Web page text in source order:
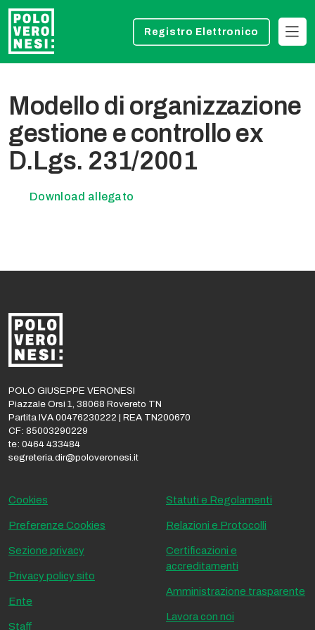
Registro Elettronico
Modello di organizzazione
gestione e controllo ex
D.Lgs. 231/2001
Download allegato
POLO GIUSEPPE VERONESI
Piazzale Orsi 1, 38068 Rovereto TN
Partita IVA 00476230222 | REA TN200670
CF: 85003290229
te: 0464 433484
segreteria.dir@poloveronesi.it
Cookies
Preferenze Cookies
Sezione privacy
Privacy policy sito
Ente
Staff
Statuti e Regolamenti
Relazioni e Protocolli
Certificazioni e
accreditamenti
Amministrazione trasparente
Lavora con noi